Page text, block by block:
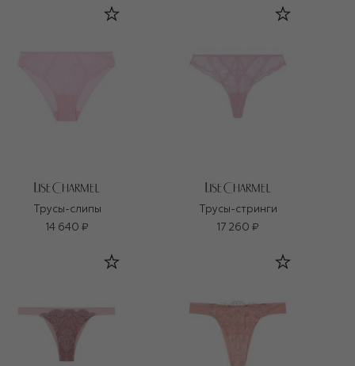
Трусы-слипы
14 640 ₽
Трусы-стринги
17 260 ₽